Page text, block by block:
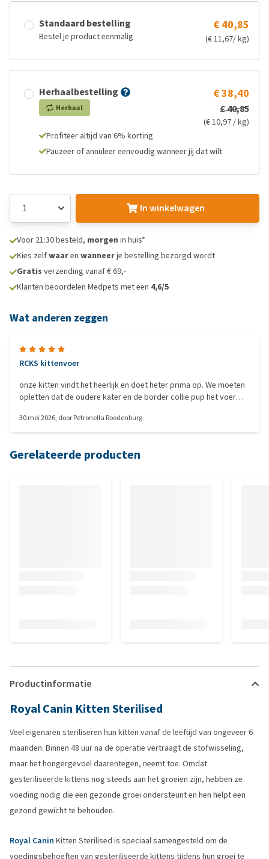
Standaard bestelling
Bestel je product eenmalig
€ 40,85
(€ 11,67/ kg)
Herhaalbestelling
Herhaal
€ 38,40
€ 40,85
(€ 10,97 / kg)
Profiteer altijd van 6% korting
Pauzeer of annuleer eenvoudig wanneer jij dat wilt
In winkelwagen
Voor 21:30 besteld, morgen in huis*
Kies zelfwaaren wanneerje bestelling bezorgd wordt
Gratis verzending vanaf € 69,-
Klanten beoordelen Medpets met een 4,6/5
Wat anderen zeggen
RCKS kittenvoer
onze kitten vindt het heerlijk en doet heter prima op. We moeten
opletten dat de oudere kater en de border collie pup het voer
30 mei 2026, doorPetronella Roodenburg
Gerelateerde producten
Productinformatie
Royal Canin Kitten Sterilised
Veel eigenaren steriliseren hun kitten vanaf de leeftijd van ongeveer 6
maanden. Binnen 48 uur na de operatie vertraagt de stofwisseling,
maar het hongergevoel daarentegen, neemt toe. Omdat
gesteriliseerde kittens nog steeds aan het groeien zijn, hebben ze
voeding nodig die een gezonde groei ondersteunt en hen helpt een
gezond gewicht te behouden.
Royal Canin Kitten Sterilised is speciaal samengesteld om de
voedingsbehoeften van gesteriliseerde kittens tijdens hun groei te